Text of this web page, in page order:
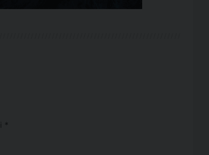
*